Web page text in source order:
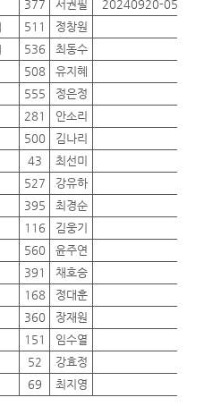
377 서권필 20240920-05
511 정창원
536 최동수
508 유지혜
555 정은정
281 안소리
500 김나리
43 최선미
527 강유하
395 최경순
116 김웅기
560 윤주연
391 채호승
168 정대훈
360 장재원
151 임수열
52 강효정
69 최지영